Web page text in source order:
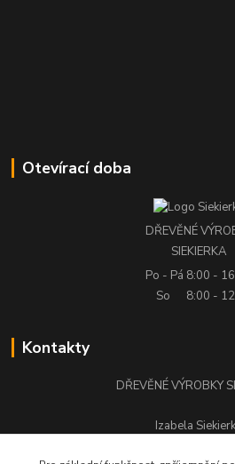
Otevírací doba
DŘEVĚNÉ
SIEKIERKA
Po - Pá 8:00 -
So
8:00 -
Kontakty
DŘEVĚNÉ VÝROBKY
Izabela